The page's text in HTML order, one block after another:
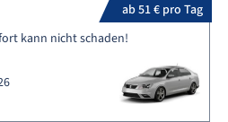
ab 51 € pro Tag
kann nicht schaden!